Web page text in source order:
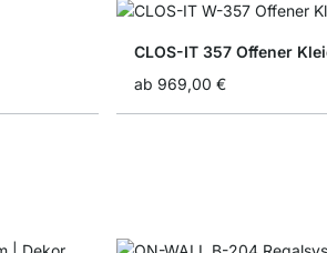
CLOS-IT 357 Offener
ab 969,00 €